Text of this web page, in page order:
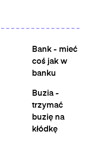
Bank - mieć
coś jak w
banku
Buzia -
trzymać
buzię na
kłódkę